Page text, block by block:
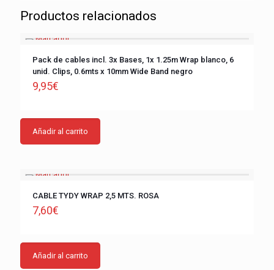
Productos relacionados
Pack de cables incl. 3x Bases, 1x 1.25m Wrap blanco, 6
unid. Clips, 0.6mts x 10mm Wide Band negro
9,95€
Añadir al carrito
CABLE TYDY WRAP 2,5 MTS. ROSA
7,60€
Añadir al carrito